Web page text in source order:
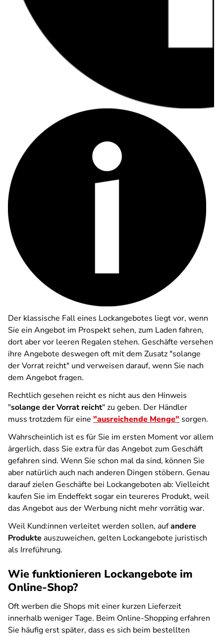
Der klassische Fall eines Lockangebotes liegt vor, wenn
Sie ein Angebot im Prospekt sehen, zum Laden fahren,
dort aber vor leeren Regalen stehen. Geschäfte versehen
ihre Angebote deswegen oft mit dem Zusatz "solange
der Vorrat reicht" und verweisen darauf, wenn Sie nach
dem Angebot fragen.
Rechtlich gesehen reicht es nicht aus den Hinweis
"solange der Vorrat reicht" zu geben. Der Händler
muss trotzdem für eine "ausreichende Menge" sorgen.
Wahrscheinlich ist es für Sie im ersten Moment vor allem
ärgerlich, dass Sie extra für das Angebot zum Geschäft
gefahren sind. Wenn Sie schon mal da sind, können Sie
aber natürlich auch nach anderen Dingen stöbern. Genau
darauf zielen Geschäfte bei Lockangeboten ab: Vielleicht
kaufen Sie im Endeffekt sogar ein teureres Produkt, weil
das Angebot aus der Werbung nicht mehr vorrätig war.
Weil Kund:innen verleitet werden sollen, aufandere
Produkte auszuweichen, gelten Lockangebote juristisch
als Irreführung.
Wie funktionieren Lockangebote im
Online-Shop?
Oft werben die Shops mit einer kurzen Lieferzeit
innerhalb weniger Tage. Beim Online-Shopping erfahren
Sie häufig erst später, dass es sich beim bestellten